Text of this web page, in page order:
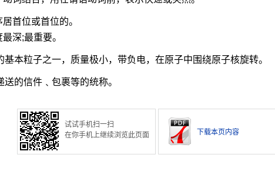
首位或首位的。
深;最重要。
基本粒子之一，质量极小，带负电，在原子中围绕原子核旋转。
送的信件﹑包裹等的统称。
试试手机扫一扫
在你手机上继续浏览此页面
下载本页内容